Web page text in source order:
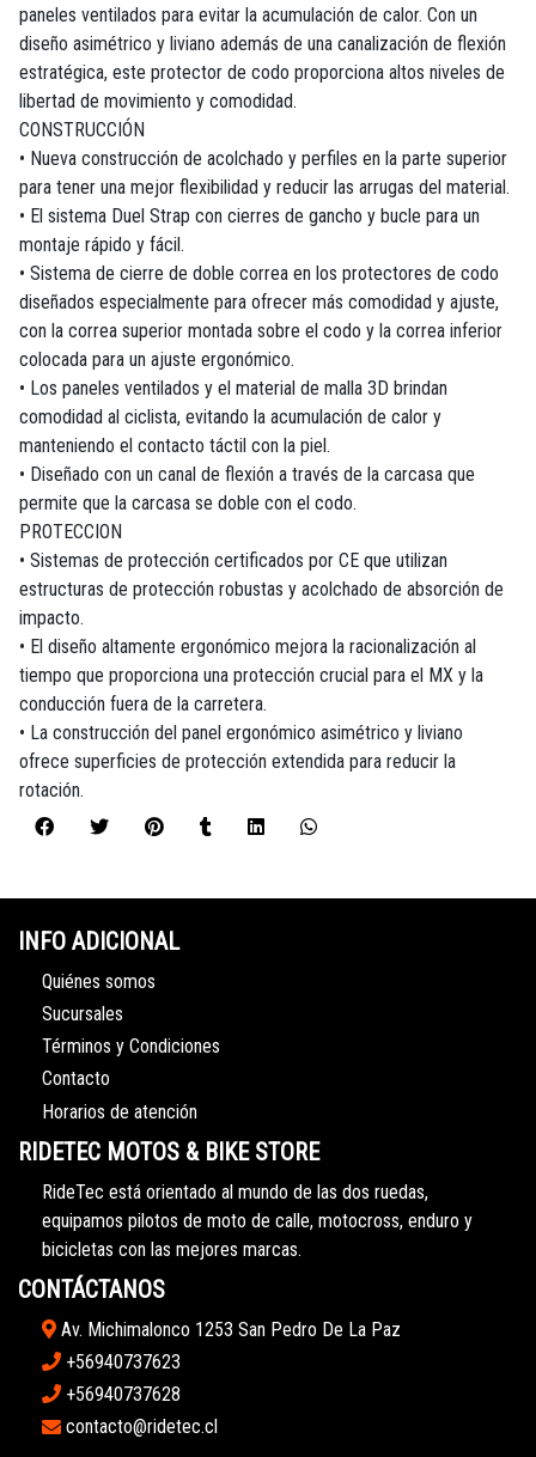
paneles ventilados para evitar la acumulación de calor. Con un
diseño asimétrico y liviano además de una canalización de flexión
estratégica, este protector de codo proporciona altos niveles de
libertad de movimiento y comodidad.
CONSTRUCCIÓN
• Nueva construcción de acolchado y perfiles en la parte superior
para tener una mejor flexibilidad y reducir las arrugas del material.
• El sistema Duel Strap con cierres de gancho y bucle para un
montaje rápido y fácil.
• Sistema de cierre de doble correa en los protectores de codo
diseñados especialmente para ofrecer más comodidad y ajuste,
con la correa superior montada sobre el codo y la correa inferior
colocada para un ajuste ergonómico.
• Los paneles ventilados y el material de malla 3D brindan
comodidad al ciclista, evitando la acumulación de calor y
manteniendo el contacto táctil con la piel.
• Diseñado con un canal de flexión a través de la carcasa que
permite que la carcasa se doble con el codo.
PROTECCION
• Sistemas de protección certificados por CE que utilizan
estructuras de protección robustas y acolchado de absorción de
impacto.
• El diseño altamente ergonómico mejora la racionalización al
tiempo que proporciona una protección crucial para el MX y la
conducción fuera de la carretera.
• La construcción del panel ergonómico asimétrico y liviano
ofrece superficies de protección extendida para reducir la
rotación.
INFO ADICIONAL
Quiénes somos
Sucursales
Términos y Condiciones
Contacto
Horarios de atención
RIDETEC MOTOS & BIKE STORE
RideTec está orientado al mundo de las dos ruedas,
equipamos pilotos de moto de calle, motocross, enduro y
bicicletas con las mejores marcas.
CONTÁCTANOS
Av. Michimalonco 1253 San Pedro De La Paz
+56940737623
+56940737628
contacto@ridetec.cl